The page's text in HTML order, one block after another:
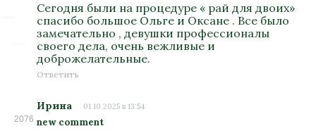
Сегодня были на процедуре « рай для двоих»
спасибо большое Ольге и Оксане . Все было
замечательно , девушки профессионалы
своего дела, очень вежливые и
доброжелательные.
Ответить
2076
Ирина 01.10.2025 в 13:54
new comment